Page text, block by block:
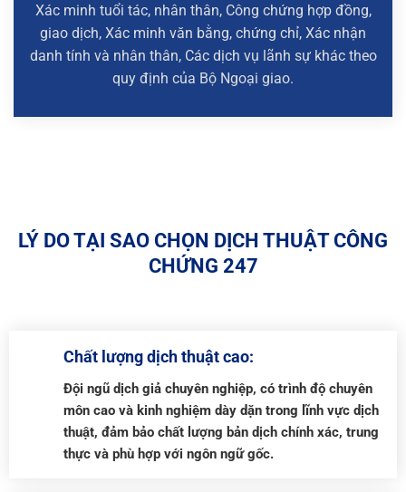
Xác minh tuổi tác, nhân thân, Công chứng hợp đồng,
giao dịch, Xác minh văn bằng, chứng chỉ, Xác nhận
danh tính và nhân thân, Các dịch vụ lãnh sự khác theo
quy định của Bộ Ngoại giao.
LÝ DO TẠI SAO CHỌN DỊCH THUẬT CÔNG
CHỨNG 247
Chất lượng dịch thuật cao:
Đội ngũ dịch giả chuyên nghiệp, có trình độ chuyên
môn cao và kinh nghiệm dày dặn trong lĩnh vực dịch
thuật, đảm bảo chất lượng bản dịch chính xác, trung
thực và phù hợp với ngôn ngữ gốc.